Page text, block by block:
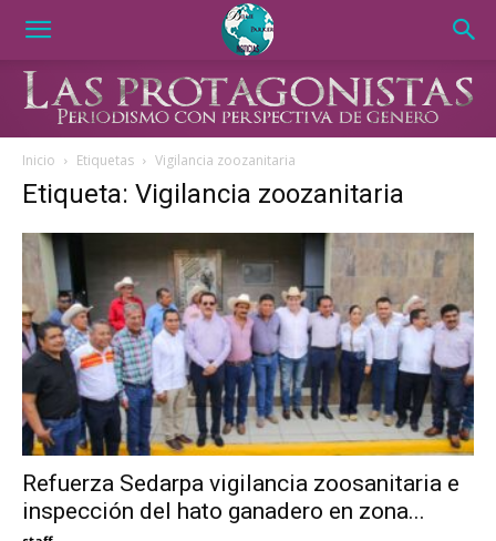
Inicio Etiquetas Vigilancia zoozanitaria
Etiqueta: Vigilancia zoozanitaria
Refuerza Sedarpa vigilancia zoosanitaria e
inspección del hato ganadero en zona...